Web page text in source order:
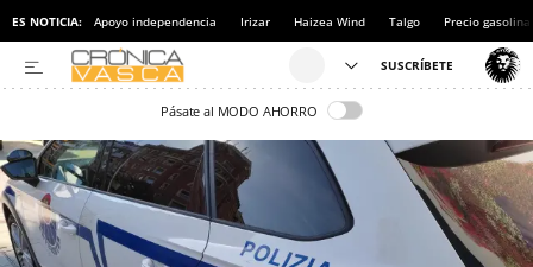
ES NOTICIA: Apoyo independencia Irizar Haizea Wind Talgo Precio gasolina
Pásate al MODO AHORRO